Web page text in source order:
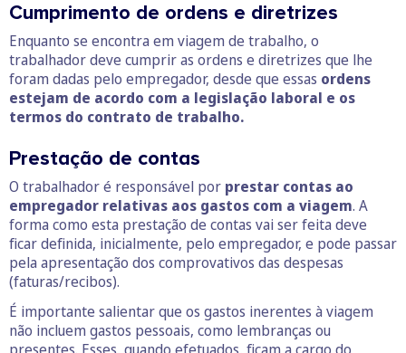
Cumprimento de ordens e diretrizes
Enquanto se encontra em viagem de trabalho, o
trabalhador deve cumprir as ordens e diretrizes que lhe
foram dadas pelo empregador, desde que essas ordens
estejam de acordo com a legislação laboral e os
termos do contrato de trabalho.
Prestação de contas
O trabalhador é responsável por prestar contas ao
empregador relativas aos gastos com a viagem. A
forma como esta prestação de contas vai ser feita deve
ficar definida, inicialmente, pelo empregador, e pode passar
pela apresentação dos comprovativos das despesas
(faturas/recibos).
É importante salientar que os gastos inerentes à viagem
não incluem gastos pessoais, como lembranças ou